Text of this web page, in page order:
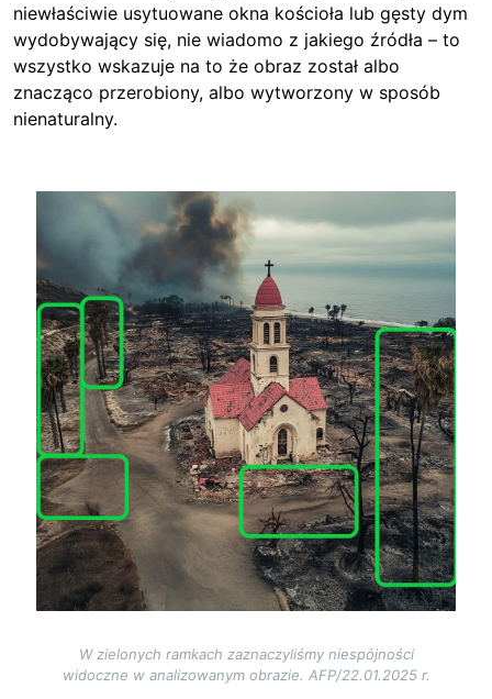
niewłaściwie usytuowane okna kościoła lub gęsty dym
wydobywający się, nie wiadomo z jakiego źródła – to
wszystko wskazuje na to że obraz został albo
znacząco przerobiony, albo wytworzony w sposób
nienaturalny.
W zielonych ramkach zaznaczyliśmy niespójności
widoczne w analizowanym obrazie. AFP/22.01.2025 r.